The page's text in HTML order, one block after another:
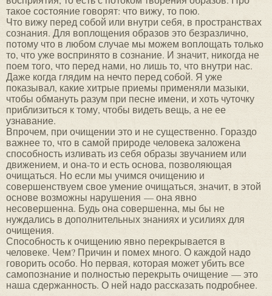
такое состояние говорят: что вижу, то пою.
Что вижу перед собой или внутри себя, в пространствах
сознания. Для воплощения образов это безразлично,
потому что в любом случае мы можем воплощать только
то, что уже воспринято в сознание. И значит, никогда не
поем того, что перед нами, но лишь то, что внутри нас.
Даже когда глядим на нечто перед собой. Я уже
показывал, какие хитрые приемы применяли мазыки,
чтобы обмануть разум при песне имени, и хоть чуточку
приблизиться к тому, чтобы видеть вещь, а не ее
узнавание.
Впрочем, при очищении это и не существенно. Гораздо
важнее то, что в самой природе человека заложена
способность изливать из себя образы звучанием или
движением, и она-то и есть основа, позволяющая
очищаться. Но если мы учимся очищению и
совершенствуем свое умение очищаться, значит, в этой
основе возможны нарушения — она явно
несовершенна. Будь она совершенна, мы бы не
нуждались в дополнительных знаниях и усилиях для
очищения.
Способность к очищению явно перекрывается в
человеке. Чем? Причин и помех много. О каждой надо
говорить особо. Но первая, которая может убить все
самопознание и полностью перекрыть очищение — это
наша сдержанность. О ней надо рассказать подробнее.